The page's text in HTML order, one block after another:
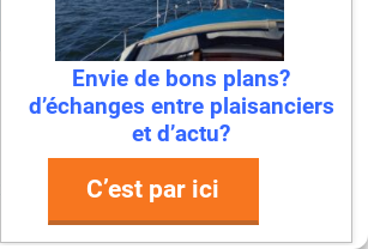
Accepter
Refuser
Voir les préférences
Traitement de vos données
personnelles
6,000.00€
à voile Tes 678 BT
Roche Bernard
22,000.00€
voilier Jeanneau Symphonie
Rochelle
19,000.00€
Envie de bons plans?
d’échanges entre plaisanciers
et d’actu?
C’est par ici